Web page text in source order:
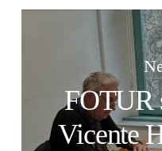
FOTUR
Vicente